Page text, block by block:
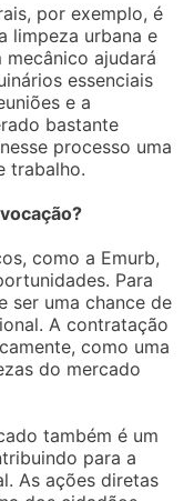
por exemplo, é
limpeza urbana e
ajudará
essenciais
e a
bastante
processo uma
trabalho.
como a Emurb,
Para
ser uma chance de
A contratação
como uma
do mercado
também é um
para a
As ações diretas